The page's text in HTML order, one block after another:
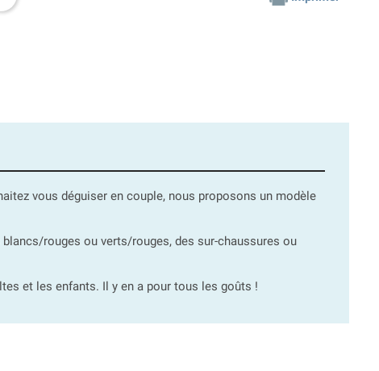
vous déguiser en couple, nous proposons un modèle
rouges ou verts/rouges, des sur-chaussures ou
et les enfants. Il y en a pour tous les goûts !